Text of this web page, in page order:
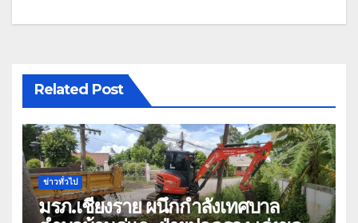
Related Post
ข่าวทั่วไป
มรภ.เชียงราย ผนึกกำลังเทศบาล